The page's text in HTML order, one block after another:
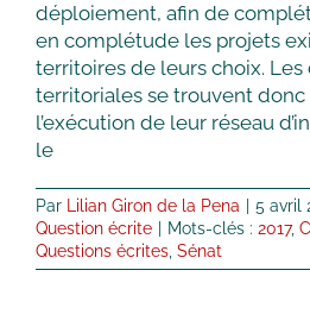
déploiement, afin de
en complétude les projets
territoires de leurs choix.
territoriales se trouvent
l’exécution de leur réseau
le
Par Lilian Giron de la Pena 5 avril
Question écrite
Mots-clés : 2017,
Questions écrites Sénat